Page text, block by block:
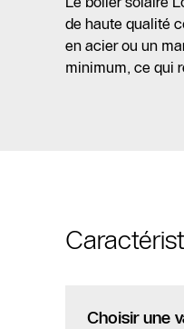
de haute qualité
en acier ou un
minimum, ce qui
Choisir une